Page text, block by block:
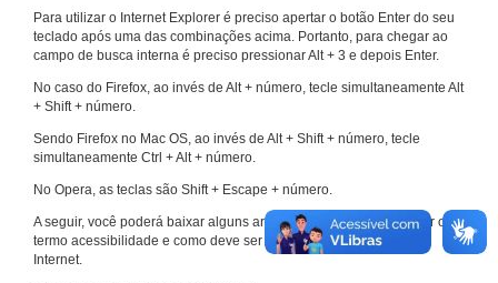
Para utilizar o Internet Explorer é preciso apertar o botão Enter do seu
teclado após uma das combinações acima. Portanto, para chegar ao
campo de busca interna é preciso pressionar Alt + 3 e depois Enter.
No caso do Firefox, ao invés de Alt + número, tecle simultaneamente Alt
+ Shift + número.
Sendo Firefox no Mac OS, ao invés de Alt + Shift + número, tecle
simultaneamente Ctrl + Alt + número.
No Opera, as teclas são Shift + Escape + número.
A seguir, você poderá baixar alguns arquivos que explicam melhor o
termo acessibilidade e como deve ser implementado nos sites da
Internet.